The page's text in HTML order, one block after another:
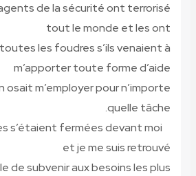
de la sécurité ont terrorisé
tout le monde et les ont
les foudres s’ils venaient à
m’apporter toute forme d’aide
osait m’employer pour n’importe
quelle tâche.
s’étaient fermées devant moi
et je me suis retrouvé
de subvenir aux besoins les plus